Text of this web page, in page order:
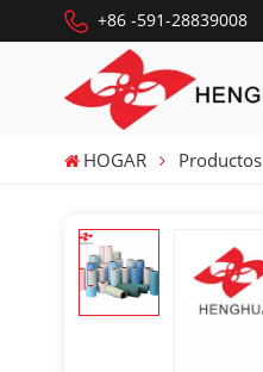
+86 -591-28839008
HOGAR Productos